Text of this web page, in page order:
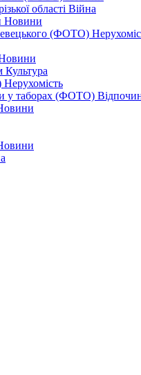
області Війна
Новини
(ФОТО)
Культура
Нерухомість
у таборах (ФОТО)